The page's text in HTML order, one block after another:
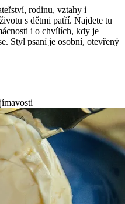
rodinu, vztahy i
s dětmi patří. Najdete tu
i o chvílích, kdy je
Styl psaní je osobní, otevřený